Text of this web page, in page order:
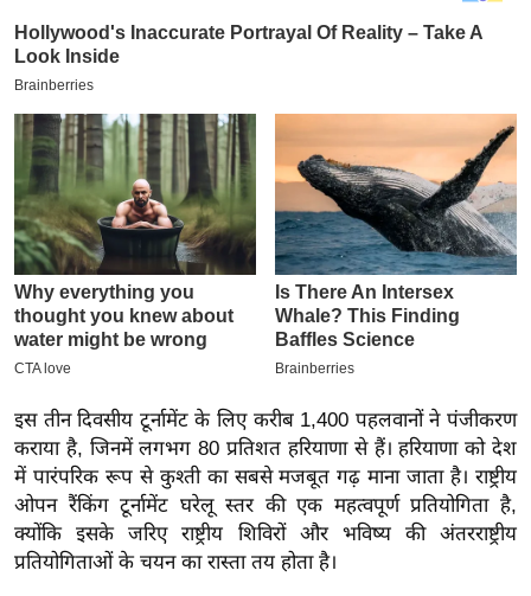
क्रि
के
ट
I
P
L
2
0
2
6
क्रा
म
ई
-
पे
प
इस तीन दिवसीय टूर्नामेंट के लिए करीब 1,400 पहलवानों ने पंजीकरण
कराया है, जिनमें लगभग 80 प्रतिशत हरियाणा से हैं। हरियाणा को देश
में पारंपरिक रूप से कुश्ती का सबसे मजबूत गढ़ माना जाता है। राष्ट्रीय
ओपन रैंकिंग टूर्नामेंट घरेलू स्तर की एक महत्वपूर्ण प्रतियोगिता है,
क्योंकि इसके जरिए राष्ट्रीय शिविरों और भविष्य की अंतरराष्ट्रीय
प्रतियोगिताओं के चयन का रास्ता तय होता है।